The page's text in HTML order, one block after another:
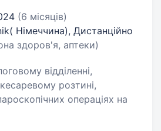
(6 місяців)
Німеччина), Дистанційно
здоров'я, аптеки)
відділенні,
розтині,
операціях на